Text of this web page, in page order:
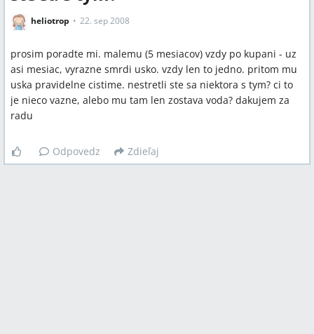
heliotrop 22. sep 2008
prosim poradte mi. malemu (5 mesiacov) vzdy po kupani - uz
asi mesiac, vyrazne smrdi usko. vzdy len to jedno. pritom mu
uska pravidelne cistime. nestretli ste sa niektora s tym? ci to
je nieco vazne, alebo mu tam len zostava voda? dakujem za
radu
Odpovedz Zdieľaj